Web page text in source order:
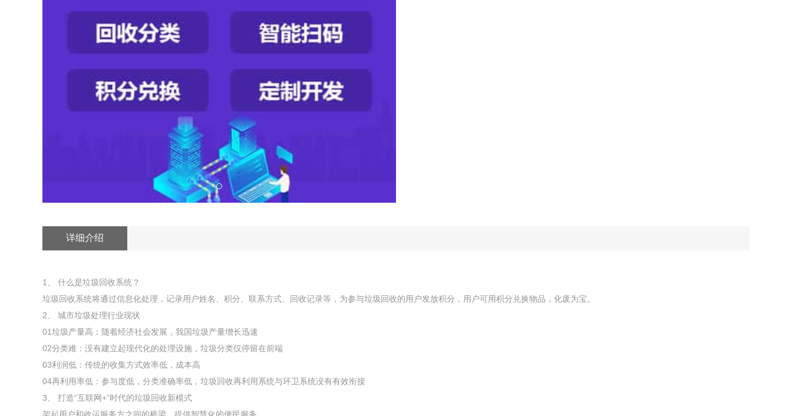
详细介绍
1、 什么是垃圾回收系统？
垃圾回收系统将通过信息化处理，记录用户姓名、积分、联系方式、回收记录等，为参与垃圾回收的用户发放积分，用户可用积分兑换物品，化废为宝。
2、 城市垃圾处理行业现状
01垃圾产量高：随着经济社会发展，我国垃圾产量增长迅速
02分类难：没有建立起现代化的处理设施，垃圾分类仅停留在前端
03利润低：传统的收集方式效率低，成本高
04再利用率低：参与度低，分类准确率低，垃圾回收再利用系统与环卫系统没有有效衔接
3、 打造“互联网+”时代的垃圾回收新模式